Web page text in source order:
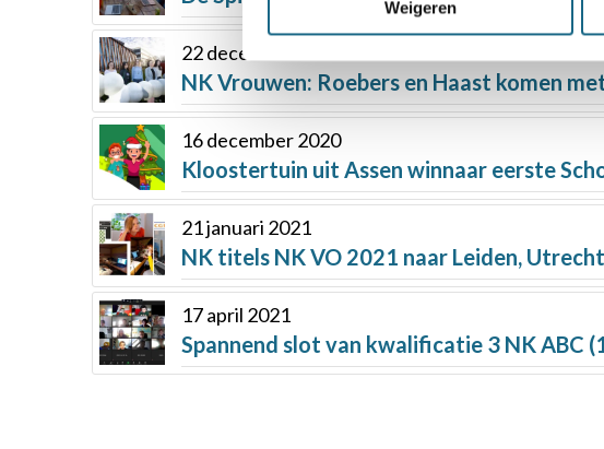
Weigeren
22 december 2022
NK Vrouwen: Roebers en Haast komen
16 december 2020
Kloostertuin uit Assen winnaar eerste
21 januari 2021
NK titels NK VO 2021 naar Leiden,
17 april 2021
Spannend slot van kwalificatie 3 NK ABC